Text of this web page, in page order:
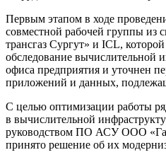
Первым этапом в ходе
совместной рабочей группы из
трансгаз Сургут» и ICL,
обследование вычислительной
офиса предприятия и уточнен
приложений и данных,
С целью оптимизации работы
в вычислительной
руководством ПО АСУ ООО
принято решение об их